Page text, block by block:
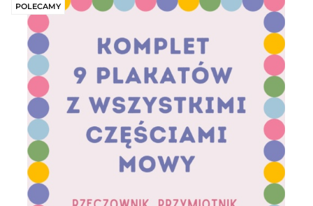
POLECAMY